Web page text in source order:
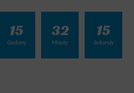
15
Godziny
32
Minuty
15
Sekundy